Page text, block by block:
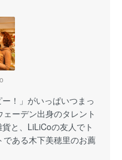
！」がいっぱいつまっ
ーデン出身のタレント
と、LiLiCoの友人でト
ある木下美穂里のお薦